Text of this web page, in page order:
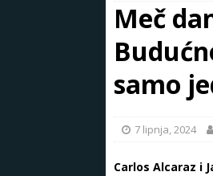
Meč
samo
7 lipnja, 2024
Carlos Alcaraz i